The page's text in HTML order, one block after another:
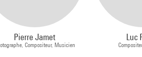
Pierre Jamet
Compositeur, Musicien
Luc